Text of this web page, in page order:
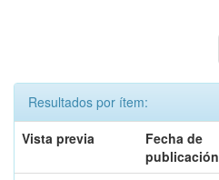
Resultados por ítem:
Vista previa
Fecha de
publicación